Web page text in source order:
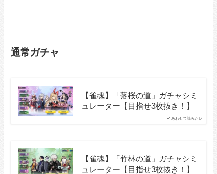
通常ガチャ
あわせて読みたい
【雀魂】「落桜の道」ガチャシミ
ュレーター【目指せ3枚抜き！】
【雀魂】「竹林の道」ガチャシミ
ュレーター【目指せ3枚抜き！】